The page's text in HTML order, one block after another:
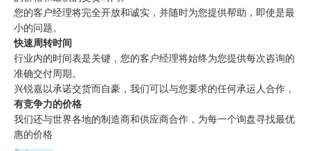
您的客户经理将完全开放和诚实，并随时为您提供帮助，即使是最
小的问题。
快速周转时间
行业内的时间表是关键，您的客户经理将始终为您提供每次咨询的
准确交付周期。
兴锐嘉以承诺交货而自豪，我们可以与您要求的任何承运人合作，
有竞争力的价格
我们还与世界各地的制造商和供应商合作，为每一个询盘寻找最优
惠的价格